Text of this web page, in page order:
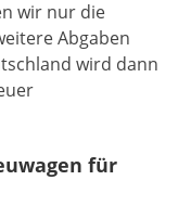
wir nur die
Abgaben
wird dann
für